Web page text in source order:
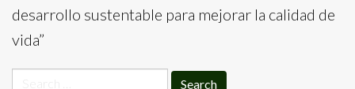
desarrollo sustentable para mejorar la calidad de
vida”